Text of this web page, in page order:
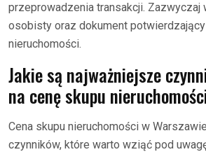
przeprowadzenia transakcji. Zazwyczaj
osobisty oraz dokument
nieruchomości.
Jakie są najważniejsze
na cenę skupu
Cena skupu nieruchomości w
czynników, które warto wziąć pod